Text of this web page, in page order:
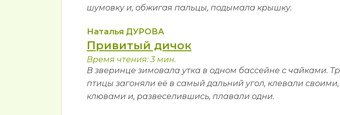
шумовку и, обжигая пальцы, подымала крышку.
Наталья ДУРОВА
Привитый дичок
Время чтения: 3 мин.
В зверинце зимовала утка в одном бассейне с чайками.
птицы загоняли её в самый дальний угол, клевали своими,
клювами и, развеселившись, плавали одни.